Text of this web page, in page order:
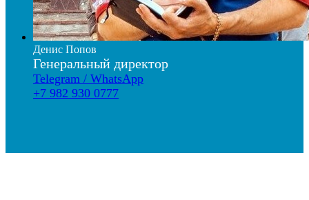
Денис Попов
Генеральный директор
Telegram / WhatsApp
+7 982 930 0777